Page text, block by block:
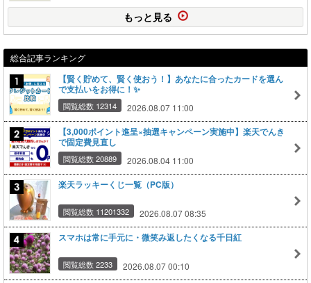
もっと見る
総合記事ランキング
【賢く貯めて、賢く使おう！】あなたに合ったカードを選ん
で支払いをお得に！✨
閲覧総数 12314 2026.08.07 11:00
【3,000ポイント進呈×抽選キャンペーン実施中】楽天でんき
で固定費見直し
閲覧総数 20889 2026.08.04 11:00
楽天ラッキーくじ一覧（PC版）
閲覧総数 11201332 2026.08.07 08:35
スマホは常に手元に・微笑み返したくなる千日紅
閲覧総数 2233 2026.08.07 00:10